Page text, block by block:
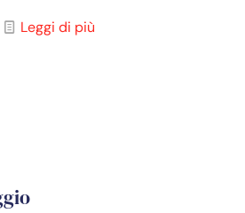
Leggi di più